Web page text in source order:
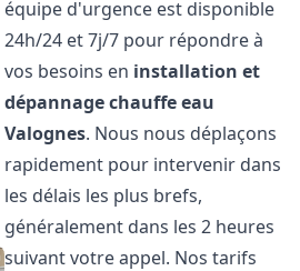
équipe d'urgence est disponible
24h/24 et 7j/7 pour répondre à
vos besoins en installation et
dépannage chauffe eau
Valognes. Nous nous déplaçons
rapidement pour intervenir dans
les délais les plus brefs,
généralement dans les 2 heures
suivant votre appel. Nos tarifs